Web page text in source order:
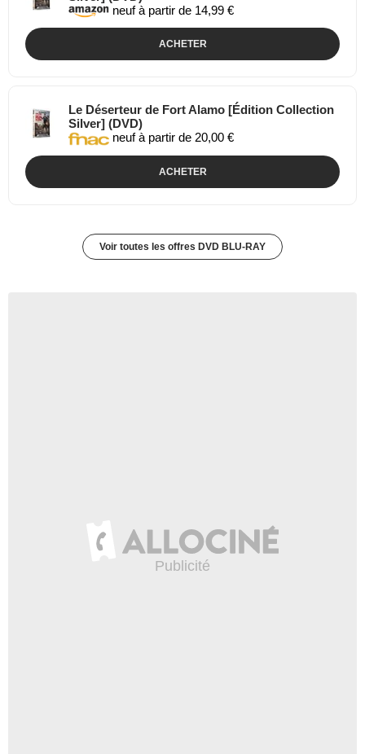
neuf à partir de 14,99 €
ACHETER
Le Déserteur de Fort Alamo [Édition Collection
Silver] (DVD)
neuf à partir de 20,00 €
ACHETER
Voir toutes les offres DVD BLU-RAY